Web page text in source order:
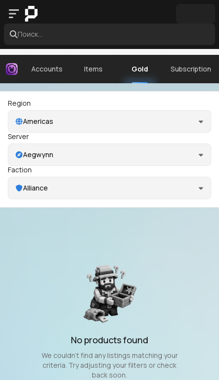
Поиск...
Accounts Items Gold Subscription
Region
Americas
Server
Aegwynn
Faction
Alliance
No products found
We couldn't find any listings matching your
criteria. Try adjusting your filters or check
back soon.